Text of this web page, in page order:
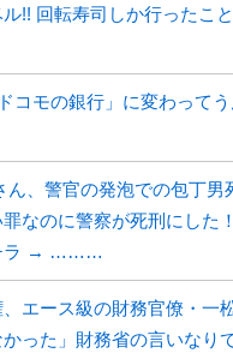
ル!! 回転寿司しか行ったこ
コモの銀行」に変わって
ん、警官の発泡での包丁男
なのに警察が死刑にした
ラ → ………
、エース級の財務官僚・一
かった」財務省の言いなり